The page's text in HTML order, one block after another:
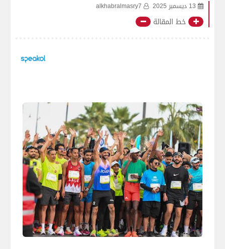
13 ديسمبر 2025 alkhabralmasry7
خط المقالة